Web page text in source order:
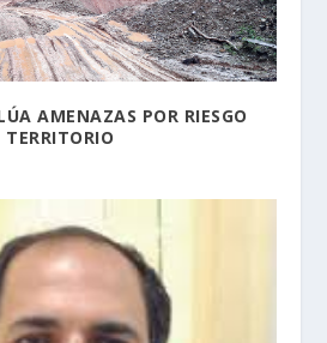
AMENAZAS POR RIESGO